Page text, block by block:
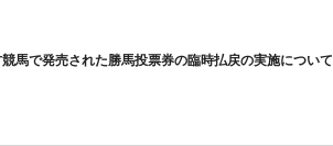
馬で発売された勝馬投票券の臨時払戻の実施について